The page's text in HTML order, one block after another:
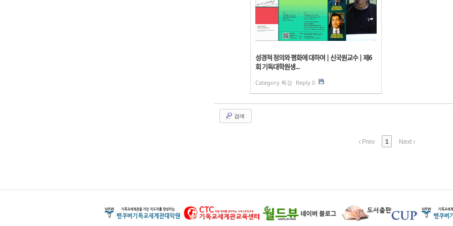
성경적 정의와 평화에 대하여 | 신국원교수 | 제6
회 기독대학원생...
Category 특강 Reply 0
검색
Prev 1 Next